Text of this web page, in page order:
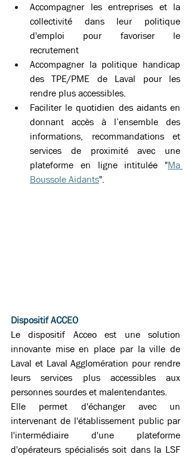
Accompagner les entreprises et la
collectivité dans leur politique
d'emploi pour favoriser le
recrutement
Accompagner la politique handicap
des TPE/PME de Laval pour les
rendre plus accessibles.
Faciliter le quotidien des aidants en
donnant accès à l’ensemble des
informations, recommandations et
services de proximité avec une
plateforme en ligne intitulée "Ma
Boussole Aidants".
Dispositif ACCEO
Le dispositif Acceo est une solution
innovante mise en place par la ville de
Laval et Laval Agglomération pour rendre
leurs services plus accessibles aux
personnes sourdes et malentendantes.
Elle permet d'échanger avec un
intervenant de l'établissement public par
l'intermédiaire d'une plateforme
d'opérateurs spécialisés soit dans la LSF